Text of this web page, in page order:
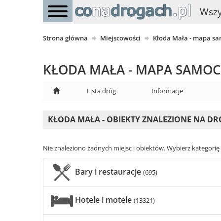
Strona główna Miejscowości Kłoda Mała - mapa
KŁODA MAŁA - MAPA
Lista dróg Informacje
KŁODA MAŁA - OBIEKTY ZNALEZIONE NA
Nie znaleziono żadnych miejsc i obiektów. Wybierz
Bary i restauracje (695)
Hotele i motele (13321)